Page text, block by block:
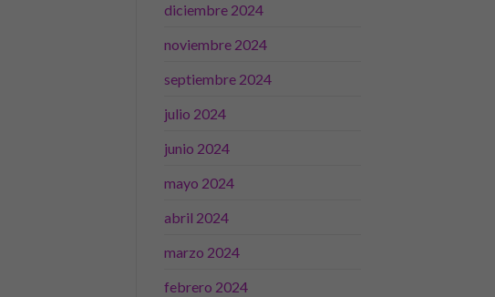
diciembre 2024
noviembre 2024
septiembre 2024
julio 2024
junio 2024
mayo 2024
abril 2024
marzo 2024
febrero 2024